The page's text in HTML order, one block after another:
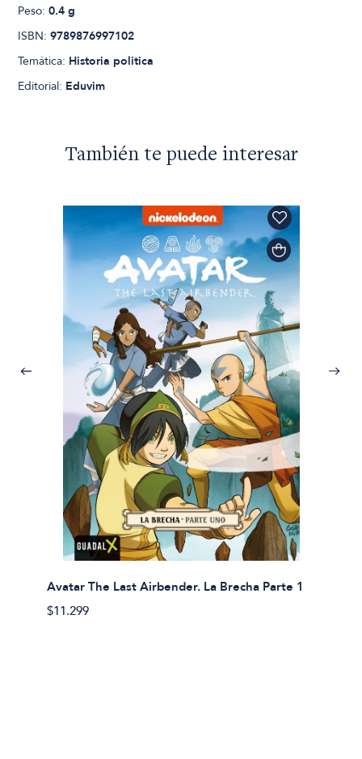
Peso:0.4 g
ISBN:9789876997102
Temática: Historia politica
Editorial: Eduvim
También te puede interesar
Avatar The Last Airbender. La Brecha Parte 1
$11.299